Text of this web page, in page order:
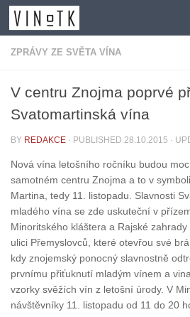
Skip to content
ZPRÁVY ZE SVĚTA VÍNA
V centru Znojma poprvé
Svatomartinská vína
BY REDAKCE · PUBLISHED 28.10.2015 ·
Nová vína letošního ročníku budou
samotném centru Znojma a to v
Martina, tedy 11. listopadu. Slavnosti
mladého vína se zde uskuteční v
Minoritského kláštera a Rajské
ulici Přemyslovců, které otevřou své
kdy znojemský ponocný slavnostně
prvnímu přiťuknutí mladým vínem a
vzorky svěžích vín z letošní úrody. V
návštěvníky 11. listopadu od 11 do 20